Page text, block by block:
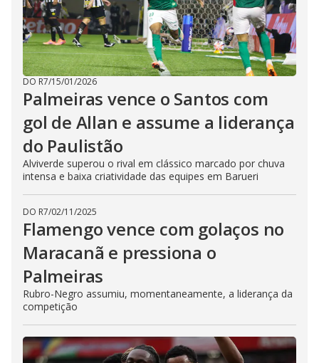
DO R7/15/01/2026
Palmeiras vence o Santos com
gol de Allan e assume a liderança
do Paulistão
Alviverde superou o rival em clássico marcado por chuva
intensa e baixa criatividade das equipes em Barueri
DO R7/02/11/2025
Flamengo vence com golaços no
Maracanã e pressiona o
Palmeiras
Rubro-Negro assumiu, momentaneamente, a liderança da
competição